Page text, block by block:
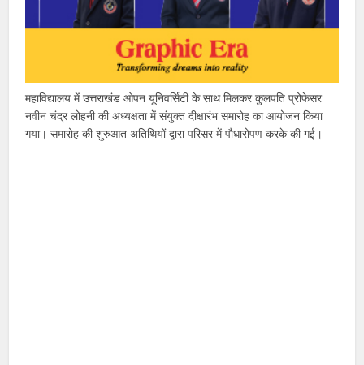
महाविद्यालय में उत्तराखंड ओपन यूनिवर्सिटी के साथ मिलकर कुलपति प्रोफेसर
नवीन चंद्र लोहनी की अध्यक्षता में संयुक्त दीक्षारंभ समारोह का आयोजन किया
गया। समारोह की शुरुआत अतिथियों द्वारा परिसर में पौधारोपण करके की गई।